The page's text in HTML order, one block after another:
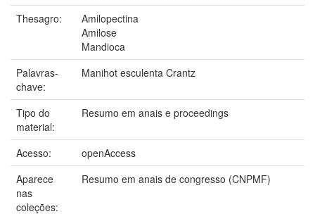
Thesagro:
Amilopectina
Amilose
Mandioca
Palavras-
chave:
Manihot esculenta Crantz
Tipo do
material:
Resumo em anais e proceedings
Acesso:
openAccess
Aparece
nas
coleções:
Resumo em anais de congresso (CNPMF)